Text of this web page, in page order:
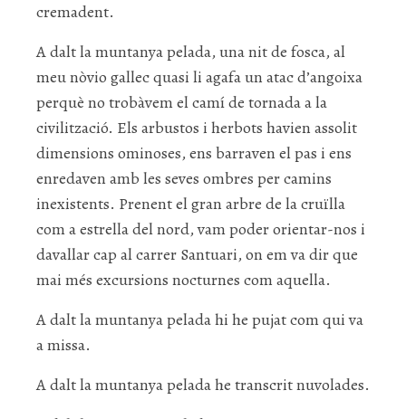
cremadent.
A dalt la muntanya pelada, una nit de fosca, al
meu nòvio gallec quasi li agafa un atac d’angoixa
perquè no trobàvem el camí de tornada a la
civilització. Els arbustos i herbots havien assolit
dimensions ominoses, ens barraven el pas i ens
enredaven amb les seves ombres per camins
inexistents. Prenent el gran arbre de la cruïlla
com a estrella del nord, vam poder orientar-nos i
davallar cap al carrer Santuari, on em va dir que
mai més excursions nocturnes com aquella.
A dalt la muntanya pelada hi he pujat com qui va
a missa.
A dalt la muntanya pelada he transcrit nuvolades.